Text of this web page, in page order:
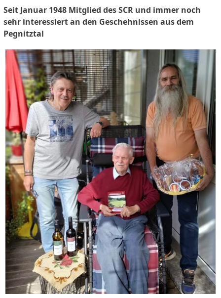
Seit Januar 1948 Mitglied des SCR und immer noch
sehr interessiert an den Geschehnissen aus dem
Pegnitztal